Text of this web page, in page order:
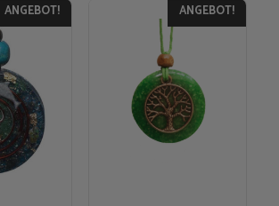
ANGEBOT! ANGEBOT!